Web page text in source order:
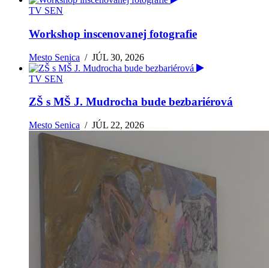
TV SEN
Workshop inscenovanej fotografie
Mesto Senica /JÚL 30, 2026
TV SEN
ZŠ s MŠ J. Mudrocha bude bezbariérová
Mesto Senica /JÚL 22, 2026